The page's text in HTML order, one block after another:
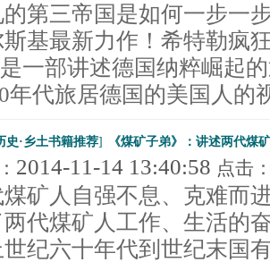
的第三帝国是如何一步一
基最新力作！希特勒疯
一部讲述德国纳粹崛起
年代旅居德国的美国人的
史·乡土书籍推荐] 《煤矿子弟》：讲述两代煤
2014-11-14 13:40:58 点击
矿人自强不息、克难而
两代煤矿人工作、生活的
世纪六十年代到世纪末国